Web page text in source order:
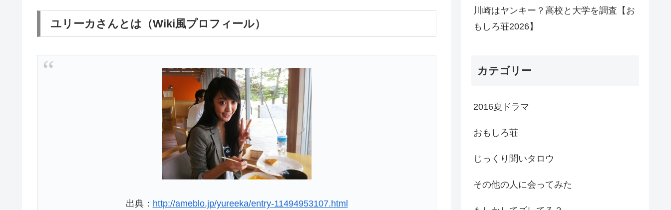
ユリーカさんとは（Wiki風プロフィール）
出典： http://ameblo.jp/yureeka/entry-11494953107.html
川崎はヤンキー？高校と大学を調査【お
もしろ荘2026】
カテゴリー
2016夏ドラマ
おもしろ荘
じっくり聞いタロウ
その他の人に会ってみた